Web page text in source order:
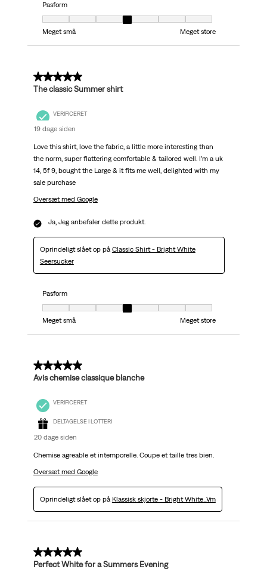
Pasform
Pasform, 4 ud af 7, hvor 1 er lig med Meget små og 7 er lig med Meget
Meget små
Meget store
5 ud af 5 stjerner.
The classic Summer shirt
VERIFICERET
19 dage siden
Love this shirt, love the fabric, a little more interesting than
the norm, super flattering comfortable & tailored well. I’m a uk
14, 5f 9, bought the Large & it fits me well, delighted with my
sale purchase
Oversæt med Google
Ja, Jeg anbefaler dette produkt.
Oprindeligt slået op på Classic Shirt - Bright White
Seersucker
Pasform
Pasform, 4 ud af 7, hvor 1 er lig med Meget små og 7 er lig med Meget
Meget små
Meget store
5 ud af 5 stjerner.
Avis chemise classique blanche
VERIFICERET
DELTAGELSE I LOTTERI
20 dage siden
Chemise agreable et intemporelle. Coupe et taille tres bien.
Oversæt med Google
Oprindeligt slået op på Klassisk skjorte - Bright White_Vm
5 ud af 5 stjerner.
Perfect White for a Summers Evening